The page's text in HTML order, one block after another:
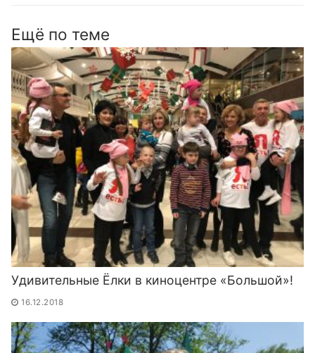
Ещё по теме
Удивительные Ёлки в киноцентре «Большой»!
16.12.2018